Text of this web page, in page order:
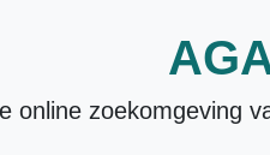
online zoekomgeving